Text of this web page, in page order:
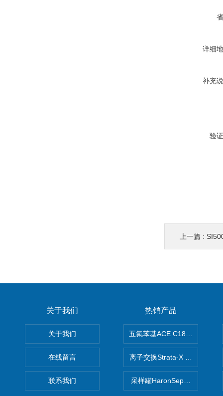
详细
补充
验
上一篇 :
关于我们
关于我们
在线留言
联系我们
热销产品
五氟苯基ACE C18-PFP色谱柱
离子交换Strata-X SPE聚合物
采样罐HaronSep国产苏玛罐